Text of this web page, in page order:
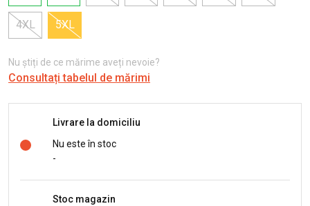
4XL 5XL
Nu știți de ce mărime aveți nevoie?
Consultați tabelul de mărimi
Livrare la domiciliu
Nu este în stoc
-
Stoc magazin